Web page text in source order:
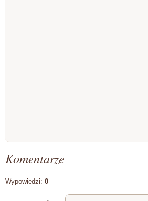
Komentarze
Wypowiedzi: 0